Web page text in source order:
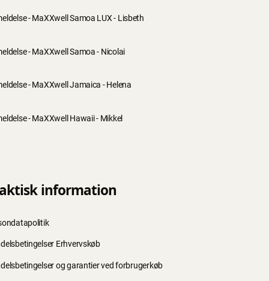
- MaXXwell Samoa LUX - Lisbeth
- MaXXwell Samoa - Nicolai
- MaXXwell Jamaica - Helena
- MaXXwell Hawaii - Mikkel
information
Erhvervskøb
og garantier ved forbrugerkøb